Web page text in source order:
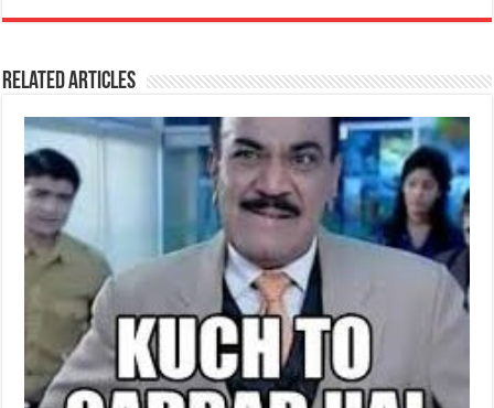
c
e
b
o
o
k
at
s
A
p
ss
n
g
e
itt
r
e
ra
m
ar
Related Articles